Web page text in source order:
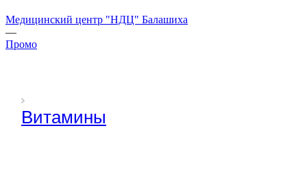
Медицинский центр "НДЦ" Балашиха
—
Промо
Витамины